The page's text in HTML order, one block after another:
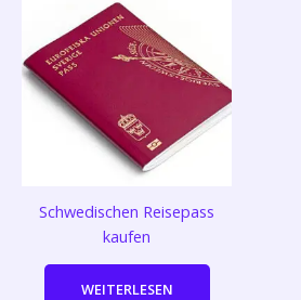
Schwedischen Reisepass
kaufen
WEITERLESEN